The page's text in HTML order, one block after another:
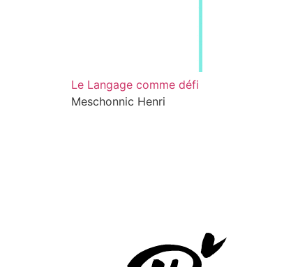
Le Langage comme défi
Meschonnic Henri